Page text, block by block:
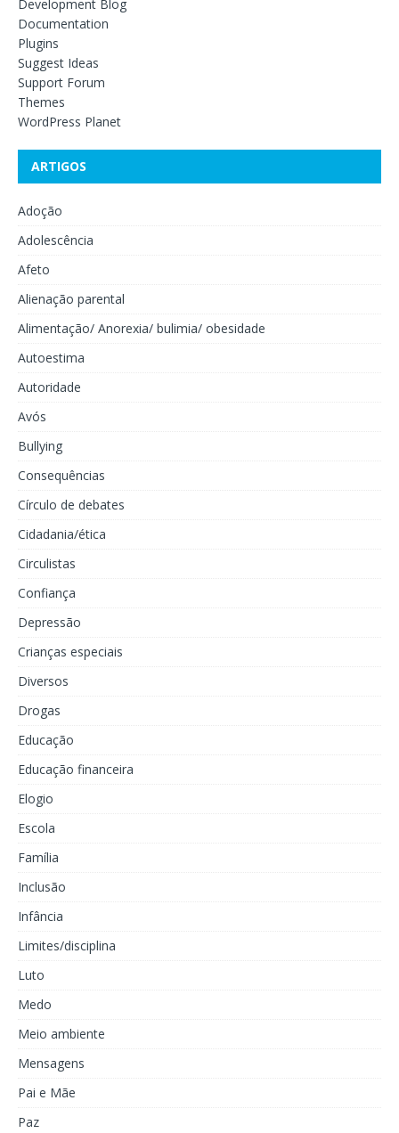
Development Blog
Documentation
Plugins
Suggest Ideas
Support Forum
Themes
WordPress Planet
ARTIGOS
Adoção
Adolescência
Afeto
Alienação parental
Alimentação/ Anorexia/ bulimia/ obesidade
Autoestima
Autoridade
Avós
Bullying
Consequências
Círculo de debates
Cidadania/ética
Circulistas
Confiança
Depressão
Crianças especiais
Diversos
Drogas
Educação
Educação financeira
Elogio
Escola
Família
Inclusão
Infância
Limites/disciplina
Luto
Medo
Meio ambiente
Mensagens
Pai e Mãe
Paz